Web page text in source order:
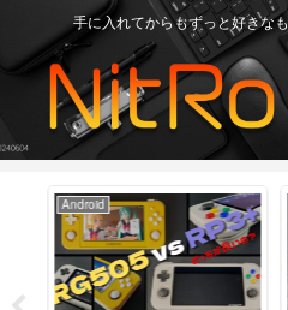
手に入れてからもずっと好きな
Android